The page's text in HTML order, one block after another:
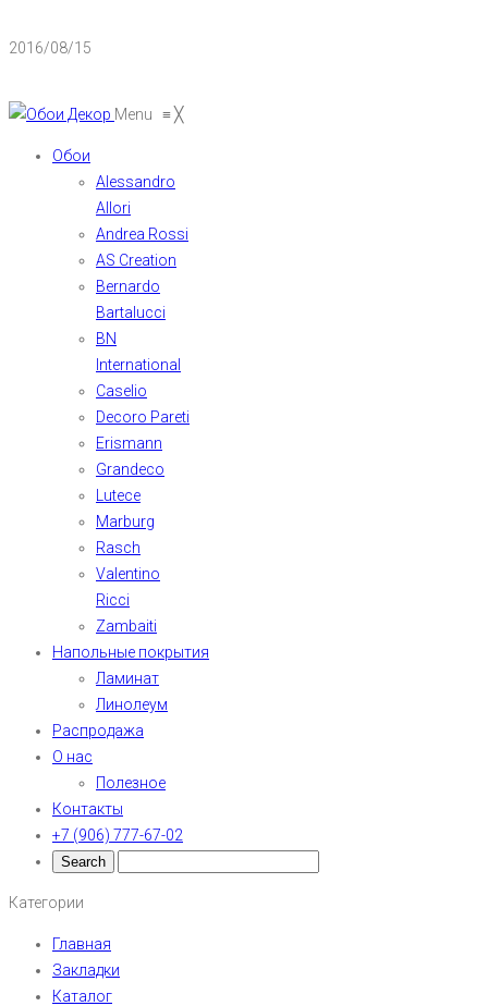
2016/08/15
Menu ≡╳
Обои
Alessandro
Allori
Andrea Rossi
AS Creation
Bernardo
Bartalucci
BN
International
Caselio
Decoro Pareti
Erismann
Grandeco
Lutece
Marburg
Rasch
Valentino
Ricci
Zambaiti
Напольные покрытия
Ламинат
Линолеум
Распродажа
О нас
Полезное
Контакты
+7 (906) 777-67-02
Категории
Главная
Закладки
Каталог